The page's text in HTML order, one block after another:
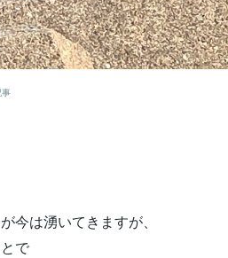
今は湧いてきますが、
で